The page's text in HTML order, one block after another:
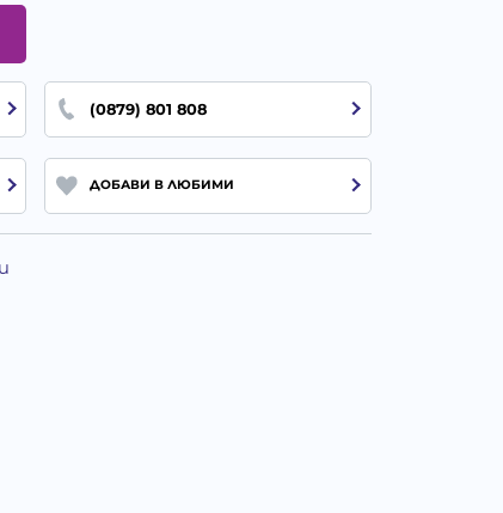
(0879) 801 808
ДОБАВИ В ЛЮБИМИ